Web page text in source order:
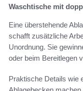
Waschtische mit
Eine überstehende
schafft zusätzliche
Unordnung. Sie
oder beim Bereitlegen
Praktische Details wie